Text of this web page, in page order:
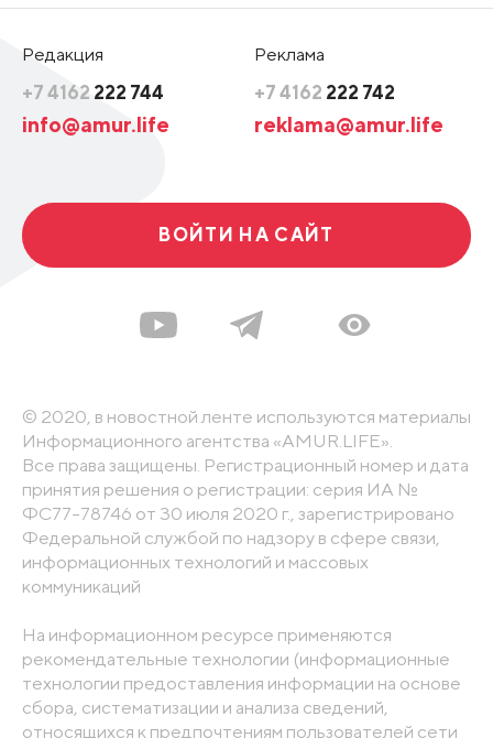
Редакция
+7 4162 222 744
info@amur.life
Реклама
+7 4162 222 742
reklama@amur.life
ВОЙТИ НА САЙТ
© 2020, в новостной ленте используются материалы
Информационного агентства «AMUR.LIFE».
Все права защищены. Регистрационный номер и дата
принятия решения о регистрации: серия ИА №
ФС77-78746 от 30 июля 2020 г., зарегистрировано
Федеральной службой по надзору в сфере связи,
информационных технологий и массовых
коммуникаций
На информационном ресурсе применяются
рекомендательные технологии (информационные
технологии предоставления информации на основе
сбора, систематизации и анализа сведений,
относящихся к предпочтениям пользователей сети